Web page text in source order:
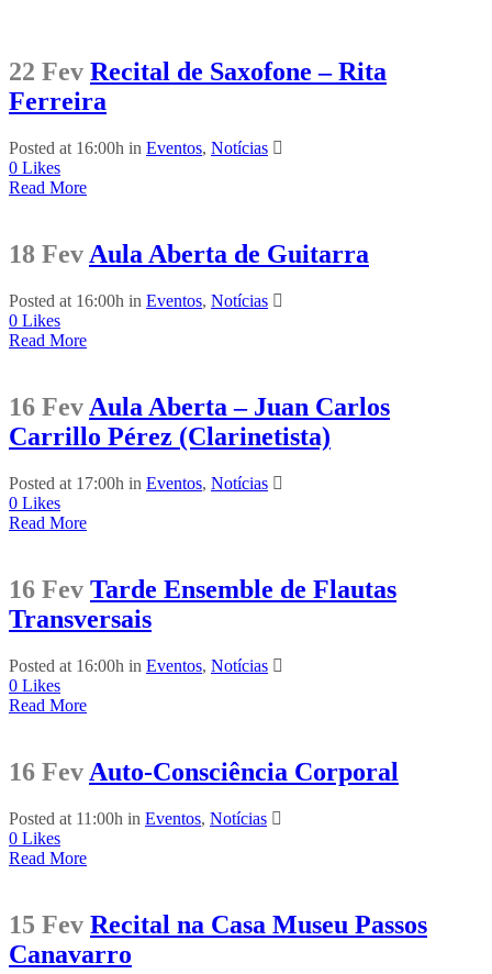
22 Fev Recital de Saxofone – Rita
Ferreira
Posted at 16:00h in Eventos, Notícias
0 Likes
Read More
18 FevAula Aberta de Guitarra
Posted at 16:00h in Eventos, Notícias
0 Likes
Read More
16 Fev Aula Aberta – Juan Carlos
Carrillo Pérez (Clarinetista)
Posted at 17:00h in Eventos, Notícias
0 Likes
Read More
16 Fev Tarde Ensemble de Flautas
Transversais
Posted at 16:00h in Eventos, Notícias
0 Likes
Read More
16 Fev Auto-Consciência Corporal
Posted at 11:00h in Eventos, Notícias
0 Likes
Read More
15 Fev Recital na Casa Museu Passos
Canavarro